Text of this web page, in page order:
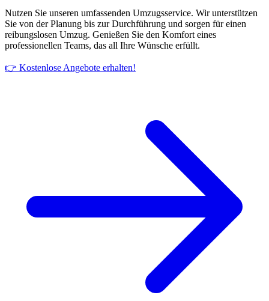
Nutzen Sie unseren umfassenden Umzugsservice. Wir unterstützen
Sie von der Planung bis zur Durchführung und sorgen für einen
reibungslosen Umzug. Genießen Sie den Komfort eines
professionellen Teams, das all Ihre Wünsche erfüllt.
👉 Kostenlose Angebote erhalten!